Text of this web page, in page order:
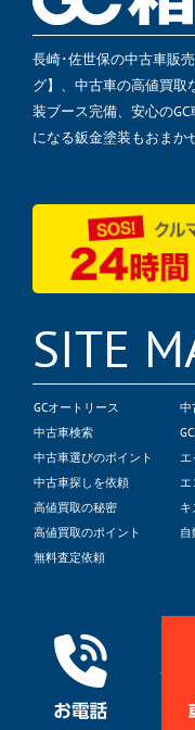
長崎･佐世保の中古車販
グ】、中古車の高値買取
装ブース完備、安心の
になる鈑金塗装もおまか
SITE
GCオートリース
中古車検索
中古車選びのポイント
中古車探しを依頼
高値買取の秘密
高値買取のポイント
無料査定依頼
中
エ
エ
キ
自
©